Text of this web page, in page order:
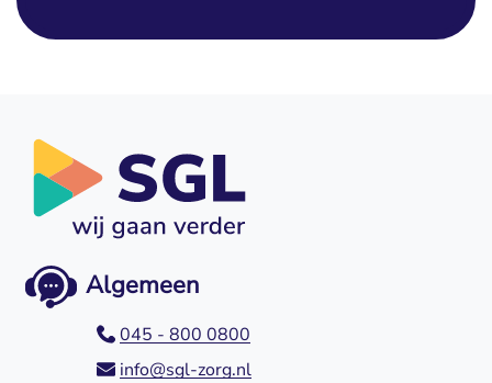
Algemeen
045 - 800 0800
info@sgl-zorg.nl